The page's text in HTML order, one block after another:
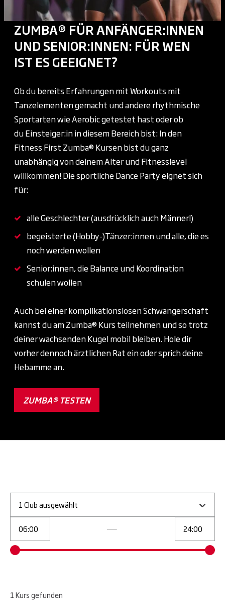
ZUMBA® FÜR ANFÄNGER:INNEN
UND SENIOR:INNEN: FÜR WEN
IST ES GEEIGNET?
Ob du bereits Erfahrungen mit Workouts mit
Tanzelementen gemacht und andere rhythmische
Sportarten wie Aerobic getestet hast oder ob
du Einsteiger:in in diesem Bereich bist: In den
Fitness First Zumba® Kursen bist du ganz
unabhängig von deinem Alter und Fitnesslevel
willkommen! Die sportliche Dance Party eignet sich
für:
alle Geschlechter (ausdrücklich auch Männer!)
begeisterte (Hobby-)Tänzer:innen und alle, die es
noch werden wollen
Senior:innen, die Balance und Koordination
schulen wollen
Auch bei einer komplikationslosen Schwangerschaft
kannst du am Zumba® Kurs teilnehmen und so trotz
deiner wachsenden Kugel mobil bleiben. Hole dir
vorher dennoch ärztlichen Rat ein oder sprich deine
Hebamme an.
ZUMBA® TESTEN
1 Club ausgewählt
1 Kursgefunden